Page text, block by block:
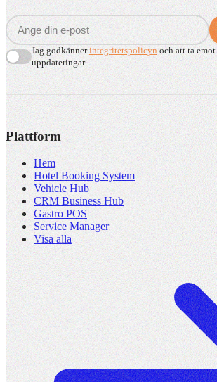
Jag godkännerintegritetspolicyn och att ta
uppdateringar.
Plattform
Hem
Hotel Booking System
Vehicle Hub
CRM Business Hub
Gastro POS
Service Manager
Visa alla